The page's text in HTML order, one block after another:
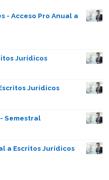
- Acceso Pro Anual a
Jurídicos
Jurídicos
Semestral
a Escritos Jurídicos